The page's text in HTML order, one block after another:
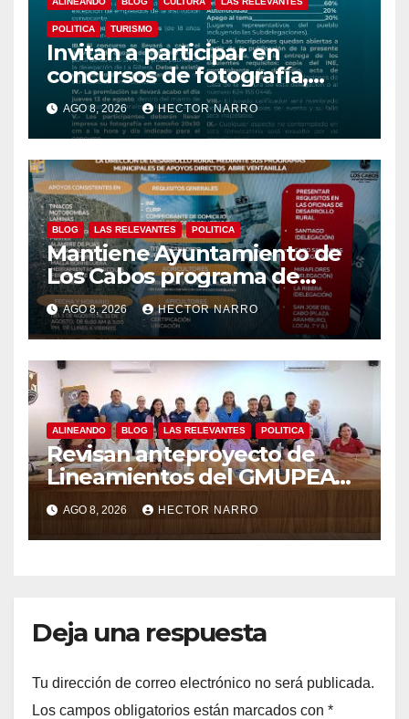
POLITICA TURISMO
Invitan a participar en
concursos de fotografía,
canto y pintura de las Fiestas
Tradicionales La Ribera 2026
AGO 8, 2026 HECTOR NARRO
BLOG LAS RELEVANTES POLITICA
Mantiene Ayuntamiento de
Los Cabos programa de
apoyos para agricultores,
ganaderos y apicultores
AGO 8, 2026 HECTOR NARRO
ALINEANDO BLOG LAS RELEVANTES POLITICA
Revisan anteproyecto de
Lineamientos del GMUPEA
en Los Cabos
AGO 8, 2026 HECTOR NARRO
Deja una respuesta
Tu dirección de correo electrónico no será publicada.
Los campos obligatorios están marcados con *